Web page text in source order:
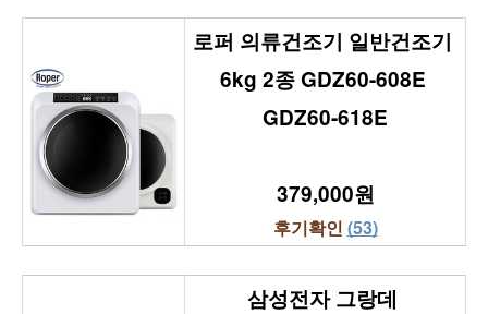
로퍼 의류건조기 일반건조기
6kg 2종 GDZ60-608E
GDZ60-618E
379,000원
후기확인 (53)
삼성전자 그랑데